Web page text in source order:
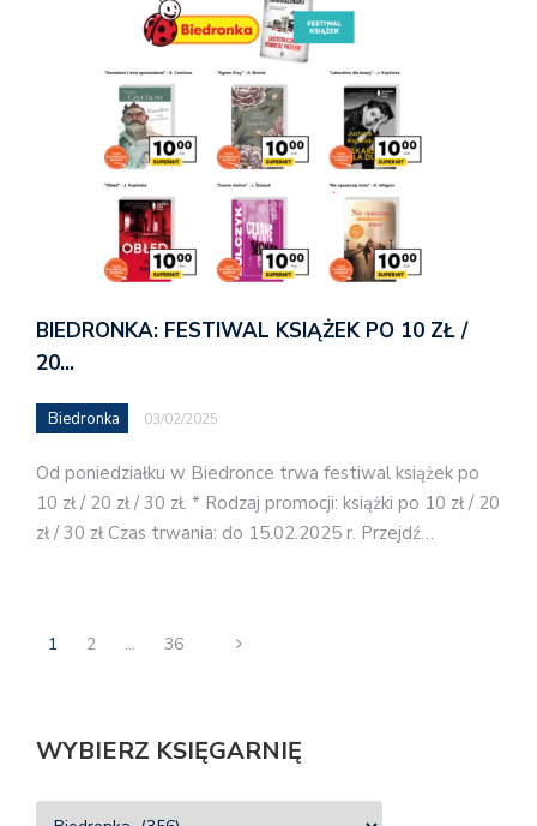
BIEDRONKA: FESTIWAL KSIĄŻEK PO 10 ZŁ /
20…
Biedronka 03/02/2025
Od poniedziałku w Biedronce trwa festiwal książek po
10 zł / 20 zł / 30 zł. * Rodzaj promocji: książki po 10 zł / 20
zł / 30 zł Czas trwania: do 15.02.2025 r. Przejdź…
1 2 … 36
WYBIERZ KSIĘGARNIĘ